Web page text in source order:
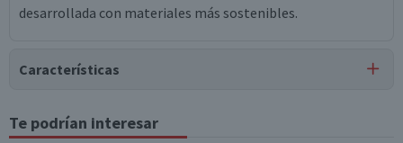
desarrollada con materiales más sostenibles.
Características
Tipo de Producto
Cuadernos Top
Te podrían interesar